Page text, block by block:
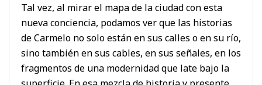
Tal vez, al mirar el mapa de la ciudad con esta
nueva conciencia, podamos ver que las historias
de Carmelo no solo están en sus calles o en su río,
sino también en sus cables, en sus señales, en los
fragmentos de una modernidad que late bajo la